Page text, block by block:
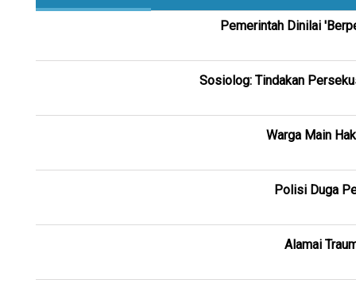
Pemerintah Dinilai
Sosiolog: Tindakan
Warga Main
Polisi Duga
Alamai